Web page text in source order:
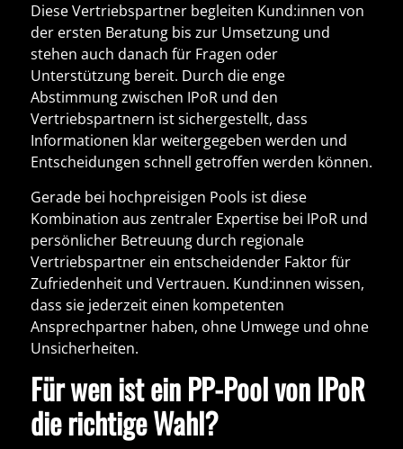
Diese Vertriebspartner begleiten Kund:innen von
der ersten Beratung bis zur Umsetzung und
stehen auch danach für Fragen oder
Unterstützung bereit. Durch die enge
Abstimmung zwischen IPoR und den
Vertriebspartnern ist sichergestellt, dass
Informationen klar weitergegeben werden und
Entscheidungen schnell getroffen werden können.
Gerade bei hochpreisigen Pools ist diese
Kombination aus zentraler Expertise bei IPoR und
persönlicher Betreuung durch regionale
Vertriebspartnerein entscheidender Faktor für
Zufriedenheit und Vertrauen. Kund:innen wissen,
dass sie jederzeit einen kompetenten
Ansprechpartner haben, ohne Umwege und ohne
Unsicherheiten.
Für wen ist ein PP-Pool von IPoR
die richtige Wahl?